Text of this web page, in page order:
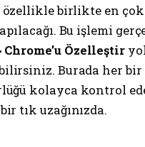
özellikle birlikte en
Bu işlemi
Özelleştir
Burada her
kolayca kontrol
tık uzağınızda.